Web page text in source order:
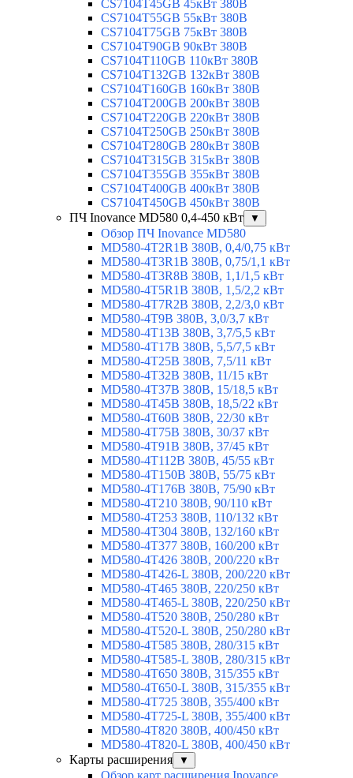
CS7104T45GB 45кВт 380В
CS7104T55GB 55кВт 380В
CS7104T75GB 75кВт 380В
CS7104T90GB 90кВт 380В
CS7104T110GB 110кВт 380В
CS7104T132GB 132кВт 380В
CS7104T160GB 160кВт 380В
CS7104T200GB 200кВт 380В
CS7104T220GB 220кВт 380В
CS7104T250GB 250кВт 380В
CS7104T280GB 280кВт 380В
CS7104T315GB 315кВт 380В
CS7104T355GB 355кВт 380В
CS7104T400GB 400кВт 380В
CS7104T450GB 450кВт 380В
ПЧ Inovance MD580 0,4-450 кВт
▼
Обзор ПЧ Inovance MD580
MD580-4T2R1B 380В, 0,4/0,75 кВт
MD580-4T3R1B 380В, 0,75/1,1 кВт
MD580-4T3R8B 380В, 1,1/1,5 кВт
MD580-4T5R1B 380В, 1,5/2,2 кВт
MD580-4T7R2B 380В, 2,2/3,0 кВт
MD580-4T9B 380В, 3,0/3,7 кВт
MD580-4T13B 380В, 3,7/5,5 кВт
MD580-4T17B 380В, 5,5/7,5 кВт
MD580-4T25B 380В, 7,5/11 кВт
MD580-4T32B 380В, 11/15 кВт
MD580-4T37B 380В, 15/18,5 кВт
MD580-4T45B 380В, 18,5/22 кВт
MD580-4T60B 380В, 22/30 кВт
MD580-4T75B 380В, 30/37 кВт
MD580-4T91B 380В, 37/45 кВт
MD580-4T112B 380В, 45/55 кВт
MD580-4T150B 380В, 55/75 кВт
MD580-4T176B 380В, 75/90 кВт
MD580-4T210 380В, 90/110 кВт
MD580-4T253 380В, 110/132 кВт
MD580-4T304 380В, 132/160 кВт
MD580-4T377 380В, 160/200 кВт
MD580-4T426 380В, 200/220 кВт
MD580-4T426-L 380В, 200/220 кВт
MD580-4T465 380В, 220/250 кВт
MD580-4T465-L 380В, 220/250 кВт
MD580-4T520 380В, 250/280 кВт
MD580-4T520-L 380В, 250/280 кВт
MD580-4T585 380В, 280/315 кВт
MD580-4T585-L 380В, 280/315 кВт
MD580-4T650 380В, 315/355 кВт
MD580-4T650-L 380В, 315/355 кВт
MD580-4T725 380В, 355/400 кВт
MD580-4T725-L 380В, 355/400 кВт
MD580-4T820 380В, 400/450 кВт
MD580-4T820-L 380В, 400/450 кВт
Карты расширения
▼